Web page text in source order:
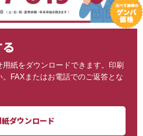
紙をダウンロードできます。印刷
。FAXまたはお電話でのご返答とな
ダウンロード